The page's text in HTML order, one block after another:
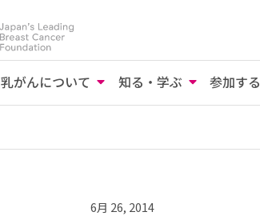
乳がんについて 知る・学ぶ 参加する
6月 26, 2014